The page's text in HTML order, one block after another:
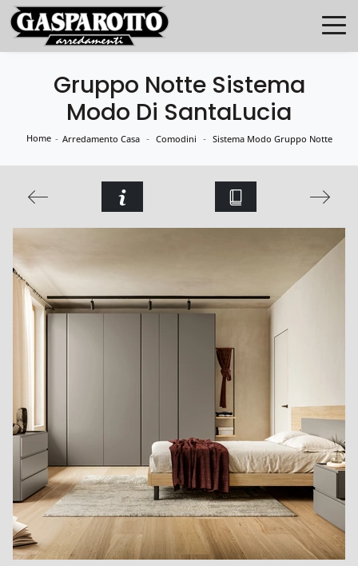
Gruppo Notte Sistema
Modo Di SantaLucia
Home - Arredamento Casa - Comodini - Sistema Modo Gruppo Notte